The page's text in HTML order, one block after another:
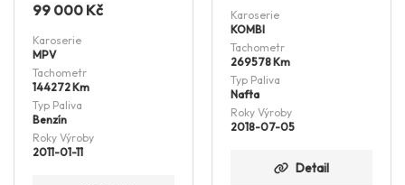
99 000 Kč
Karoserie
MPV
Tachometr
144272 Km
Typ Paliva
Benzín
Roky Výroby
2011-01-11
Karoserie
KOMBI
Tachometr
269578 Km
Typ Paliva
Nafta
Roky Výroby
2018-07-05
Detail